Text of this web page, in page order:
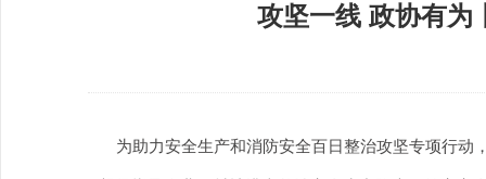
攻坚一线 政协有为
为助力安全生产和消防安全百日整治攻坚专项行动